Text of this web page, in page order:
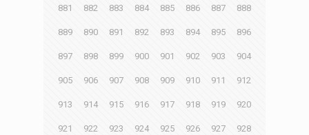
881 882 883 884 885 886 887 888
889 890 891 892 893 894 895 896
897 898 899 900 901 902 903 904
905 906 907 908 909 910 911 912
913 914 915 916 917 918 919 920
921 922 923 924 925 926 927 928